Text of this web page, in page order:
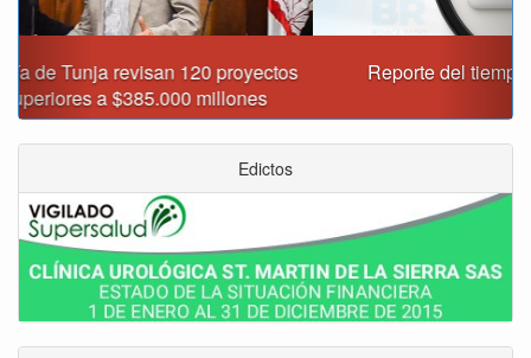
Reporte del tiempo en Boyacá para el viernes
Edictos